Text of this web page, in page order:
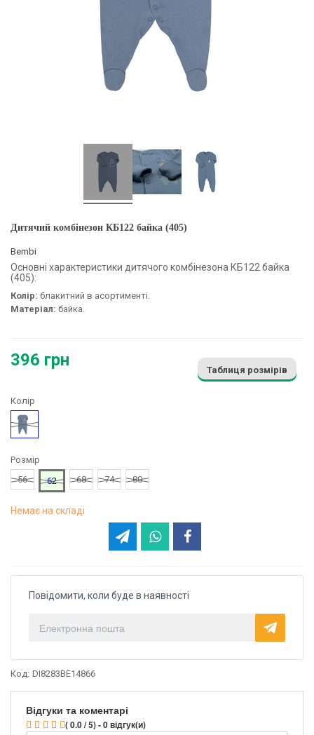
Дитячий комбінезон КБ122 байка (405)
Bembi
Основні характеристики дитячого комбінезона КБ122 байка
(405):
Колір: блакитний в асортименті.
Матеріал: байка.
396 грн
Таблиця розмірів
Колір
Блакитний
Розмір
56
62 68 74 80
Немає на складі
Повідомити, коли буде в наявності
Код: DI8283BE14866
Відгуки та коментарі
( 0.0 / 5) - 0 відгук(и)